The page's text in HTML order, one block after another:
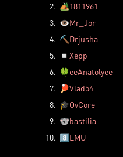
2. 🏕️1811961
3. 👁️Mr_Jor
4. ⛏️ Drjusha
5.
◽ Xepp
6. 🍀eeAnatolyee
7.
🏓Vlad54
8. 🎓OvCore
9. 🐨bastilia
10. 8️⃣LMU